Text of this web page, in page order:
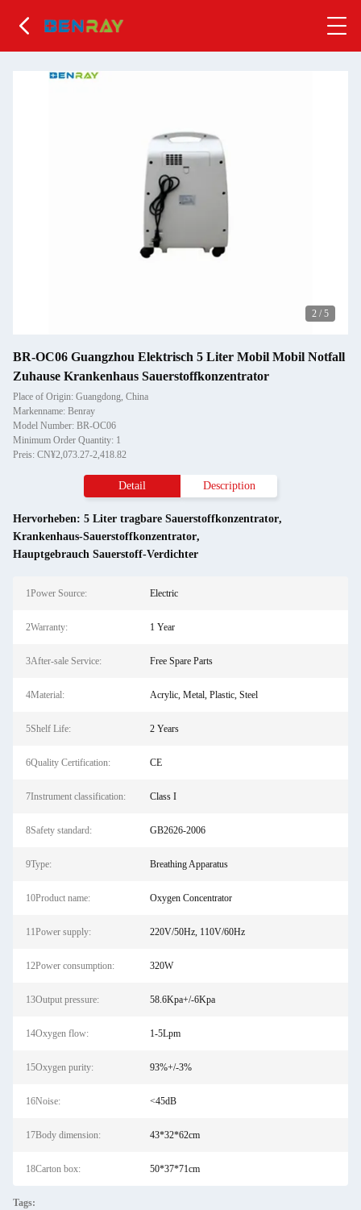
2 / 5
BR-OC06 Guangzhou Elektrisch 5 Liter Mobil Mobil Notfall
Zuhause Krankenhaus Sauerstoffkonzentrator
Place of Origin: Guangdong, China
Markenname: Benray
Model Number: BR-OC06
Minimum Order Quantity: 1
Preis: CN¥2,073.27-2,418.82
Detail Description
Hervorheben: 5 Liter tragbare Sauerstoffkonzentrator,
Krankenhaus-Sauerstoffkonzentrator,
Hauptgebrauch Sauerstoff-Verdichter
1Power Source: Electric
2Warranty: 1 Year
3After-sale Service: Free Spare Parts
4Material: Acrylic, Metal, Plastic, Steel
5Shelf Life: 2 Years
6Quality Certification: CE
7Instrument classification: Class I
8Safety standard: GB2626-2006
9Type: Breathing Apparatus
10Product name: Oxygen Concentrator
11Power supply: 220V/50Hz, 110V/60Hz
12Power consumption: 320W
13Output pressure: 58.6Kpa+/-6Kpa
14Oxygen flow: 1-5Lpm
15Oxygen purity: 93%+/-3%
16Noise: <45dB
17Body dimension: 43*32*62cm
18Carton box: 50*37*71cm
Tags: